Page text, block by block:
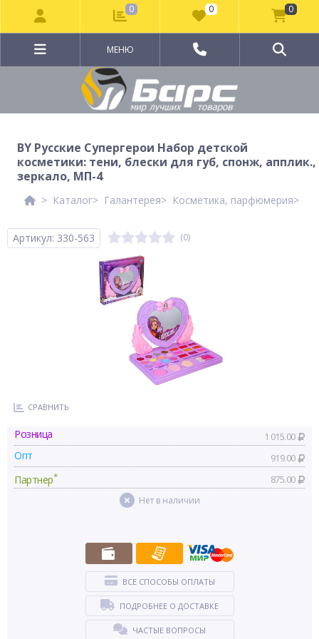
МЕНЮ
BY Русские Супергерои Набор детской
косметики: тени, блески для губ, спонж, апплик.,
зеркало, МП-4
Каталог Галантерея Косметика, парфюмерия
Артикул: 330-563 (0)
СРАВНИТЬ
Розница 1 015.00
Опт 919.00
Партнер* 875.00
Нет в наличии
ВСЕ СПОСОБЫ ОПЛАТЫ
ПОДРОБНЕЕ О ДОСТАВКЕ
ЧАСТЫЕ ВОПРОСЫ
0 0 0